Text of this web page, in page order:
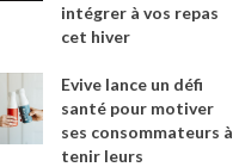
intégrer à vos repas
cet hiver
Evive lance un défi
santé pour motiver
ses consommateurs à
tenir leurs